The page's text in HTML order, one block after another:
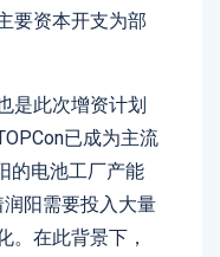
要资本开支为部
是此次增资计划
已成为主流
的电池工厂产能
阳需要投入大量
。在此背景下，